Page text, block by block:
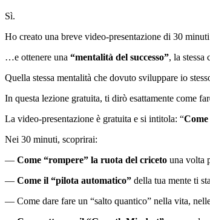
Sì.
Ho creato una breve video-presentazione di 30
…e ottenere una “mentalità del successo”, la stessa
Quella stessa mentalità che dovuto sviluppare io
In questa lezione gratuita, ti dirò esattamente come
La video-presentazione è gratuita e si intitola: “
Nei 30 minuti, scoprirai:
— Come “rompere” la ruota del criceto una volta
— Come il “pilota automatico” della tua mente ti
— Come dare fare un “salto quantico” nella vita,